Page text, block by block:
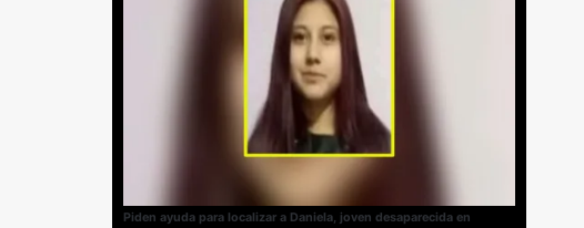
Piden ayuda para localizar a Daniela, joven desaparecida en